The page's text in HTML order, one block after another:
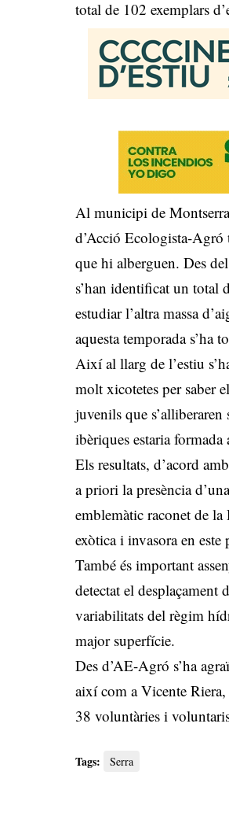
total de 102 exemplars
Al municipi de
d’Acció Ecologista-Agró
que hi alberguen. Des
s’han identificat un total
estudiar l’altra massa
aquesta temporada s’ha
Així al llarg de l’estiu
molt xicotetes per saber
juvenils que
ibèriques estaria
Els resultats, d’acord
a priori la presència
emblemàtic raconet de
exòtica i invasora en
També és important
detectat el desplaçament
variabilitats del règim
major superfície.
Des d’AE-Agró s’ha
així com a Vicente
38 voluntàries i
Tags: Serra